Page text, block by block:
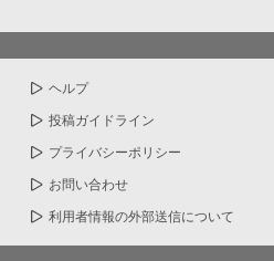
ヘルプ
投稿ガイドライン
プライバシーポリシー
お問い合わせ
利用者情報の外部送信について